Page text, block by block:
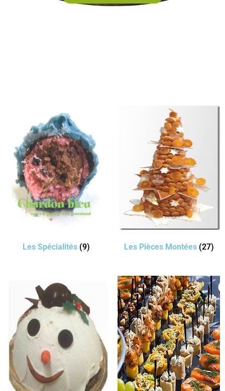
Les Spécialités (9) Les Pièces Montées (27)